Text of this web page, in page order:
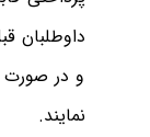
داوطلبان
و در صورت
نمایند.